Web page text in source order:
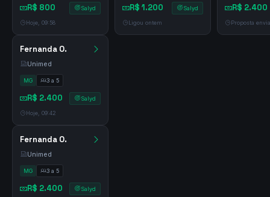
R$ 2.400  Salyd
 Hoje, 09:42
Carlos E. 
Hapvida
CE 2
R$ 800  Salyd
 Hoje, 09:58
Fernanda O. 
Unimed
MG 3 a 5
R$ 2.400  Salyd
R$ 1.200  Salyd
 Ligou ontem
R$ 2.400
 Proposta